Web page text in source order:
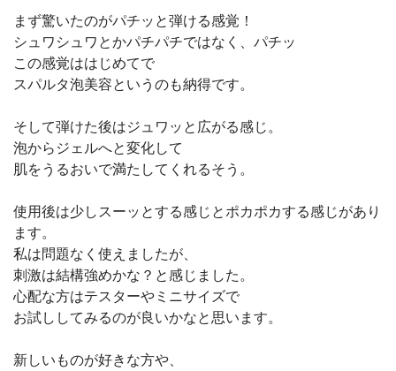
まず驚いたのがパチッと弾ける感覚！
シュワシュワとかパチパチではなく、パチッ
この感覚ははじめてで
スパルタ泡美容というのも納得です。
そして弾けた後はジュワッと広がる感じ。
泡からジェルへと変化して
肌をうるおいで満たしてくれるそう。
使用後は少しスーッとする感じとポカポカする感じがあり
ます。
私は問題なく使えましたが、
刺激は結構強めかな？と感じました。
心配な方はテスターやミニサイズで
お試ししてみるのが良いかなと思います。
新しいものが好きな方や、